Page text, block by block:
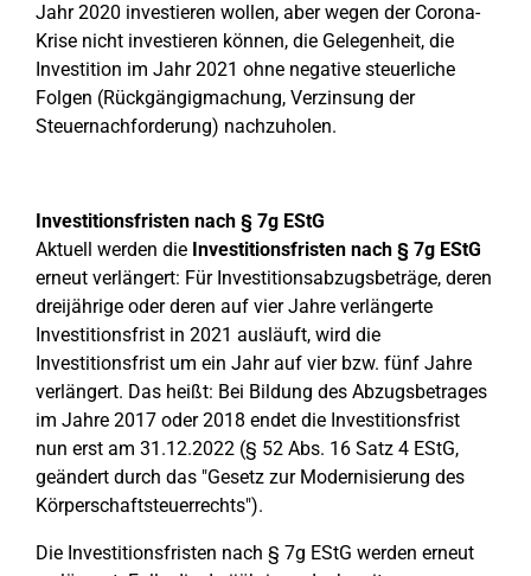
Jahr 2020 investieren wollen, aber wegen der Corona-
Krise nicht investieren können, die Gelegenheit, die
Investition im Jahr 2021 ohne negative steuerliche
Folgen (Rückgängigmachung, Verzinsung der
Steuernachforderung) nachzuholen.
Investitionsfristen nach § 7g EStG
Aktuell werden die Investitionsfristen nach § 7g EStG
erneut verlängert: Für Investitionsabzugsbeträge, deren
dreijährige oder deren auf vier Jahre verlängerte
Investitionsfrist in 2021 ausläuft, wird die
Investitionsfrist um ein Jahr auf vier bzw. fünf Jahre
verlängert. Das heißt: Bei Bildung des Abzugsbetrages
im Jahre 2017 oder 2018 endet die Investitionsfrist
nun erst am 31.12.2022 (§ 52 Abs. 16 Satz 4 EStG,
geändert durch das "Gesetz zur Modernisierung des
Körperschaftsteuerrechts").
Die Investitionsfristen nach § 7g EStG werden erneut